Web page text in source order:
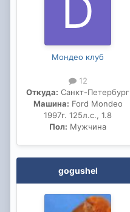
Мондео клуб
12
Откуда: Санкт-Петербург
Машина: Ford Mondeo
1997г. 125л.с., 1.8
Пол: Мужчина
gogushel